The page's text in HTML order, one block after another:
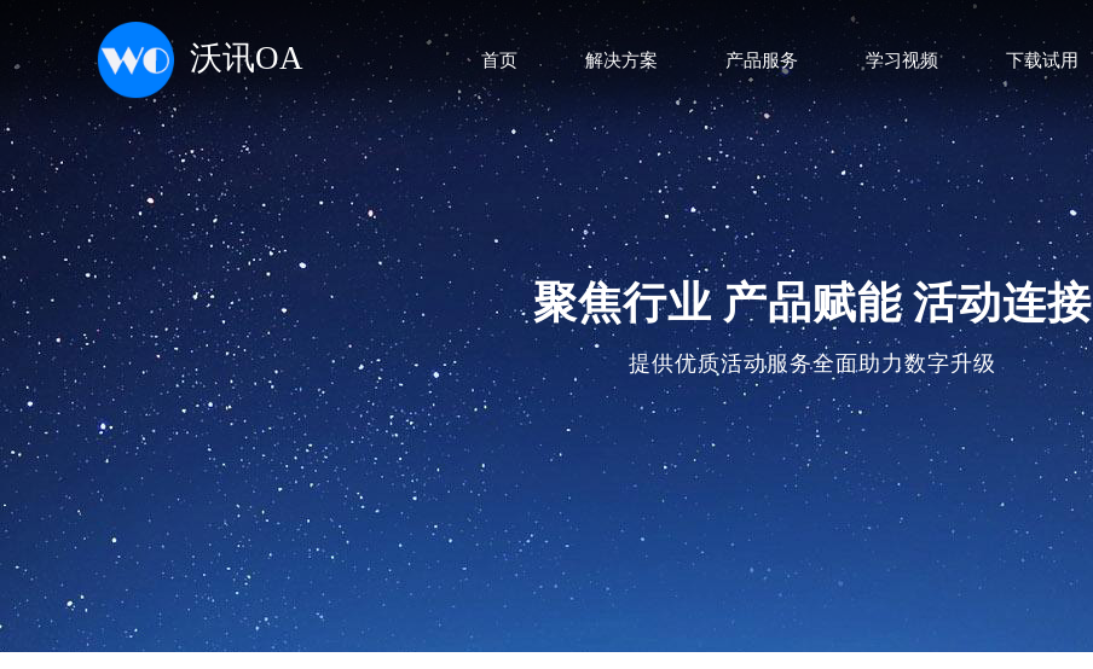
聚焦行业 产品赋能 活动连接
首页 解决方案 产品服务 学习视频 下载试用
沃讯OA
提供优质活动服务全面助力数字升级